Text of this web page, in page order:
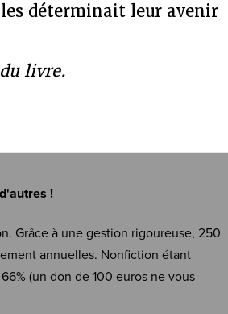
déterminait leur avenir
livre.
!
Grâce à une gestion rigoureuse, 250
annuelles. Nonfiction étant
(un don de 100 euros ne vous